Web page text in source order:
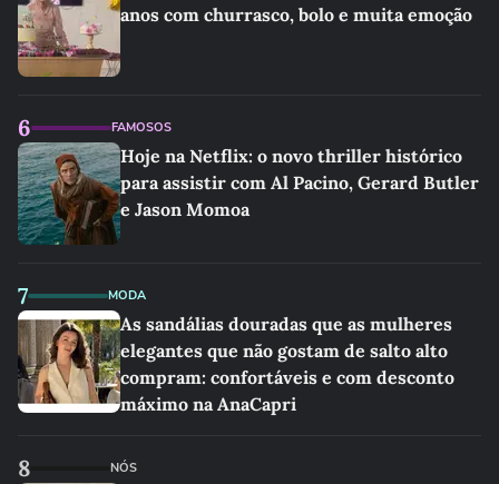
anos com churrasco, bolo e muita emoção
6 FAMOSOS
Hoje na Netflix: o novo thriller histórico
para assistir com Al Pacino, Gerard Butler
e Jason Momoa
7 MODA
As sandálias douradas que as mulheres
elegantes que não gostam de salto alto
compram: confortáveis e com desconto
máximo na AnaCapri
8 NÓS